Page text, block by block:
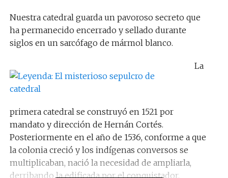
Nuestra catedral guarda un pavoroso secreto que
ha permanecido encerrado y sellado durante
siglos en un sarcófago de mármol blanco.
La
primera catedral se construyó en 1521 por
mandato y dirección de Hernán Cortés.
Posteriormente en el año de 1536, conforme a que
la colonia creció y los indígenas conversos se
multiplicaban, nació la necesidad de ampliarla,
derribando la edificada por el conquistador.